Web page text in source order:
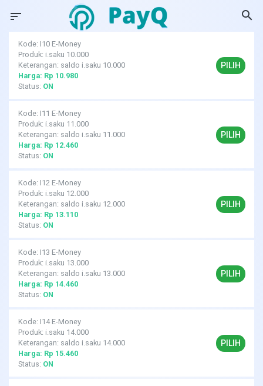
sort search
Kode: I10 E-Money
Produk: i.saku 10.000
Keterangan: saldo i.saku 10.000
Harga: Rp 10.980
Status: ON
PILIH
Kode: I11 E-Money
Produk: i.saku 11.000
Keterangan: saldo i.saku 11.000
Harga: Rp 12.460
Status: ON
PILIH
Kode: I12 E-Money
Produk: i.saku 12.000
Keterangan: saldo i.saku 12.000
Harga: Rp 13.110
Status: ON
PILIH
Kode: I13 E-Money
Produk: i.saku 13.000
Keterangan: saldo i.saku 13.000
Harga: Rp 14.460
Status: ON
PILIH
Kode: I14 E-Money
Produk: i.saku 14.000
Keterangan: saldo i.saku 14.000
Harga: Rp 15.460
Status: ON
PILIH